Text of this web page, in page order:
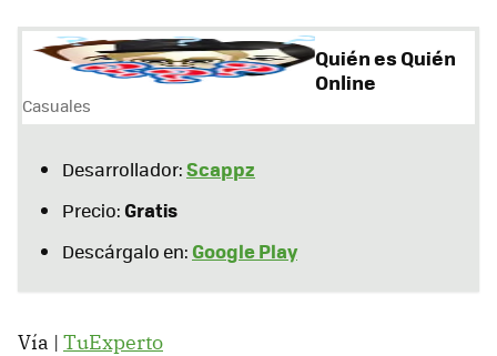
Quién es Quién
Online
Casuales
Desarrollador:Scappz
Precio:Gratis
Descárgalo en: Google Play
Vía | TuExperto